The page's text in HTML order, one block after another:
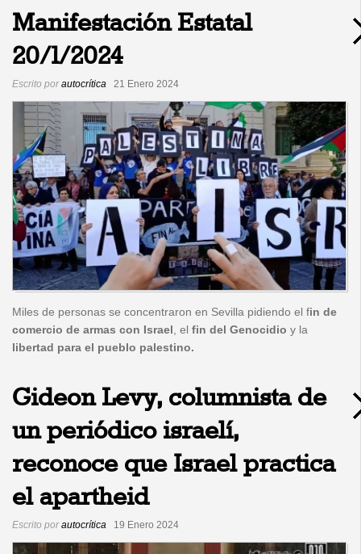
Manifestación Estatal
20/1/2024
Escrito porautocrítica 21 Enero 2024
Miles de personas se concentraron en Sevilla pidiendo el fin de
comercio de armas con Israel , el fin del Genocidio y la
libertad para el pueblo palestino.
Gideon Levy, columnista de
un periódico israelí,
reconoce que Israel practica
el apartheid
Escrito porautocrítica 19 Enero 2024